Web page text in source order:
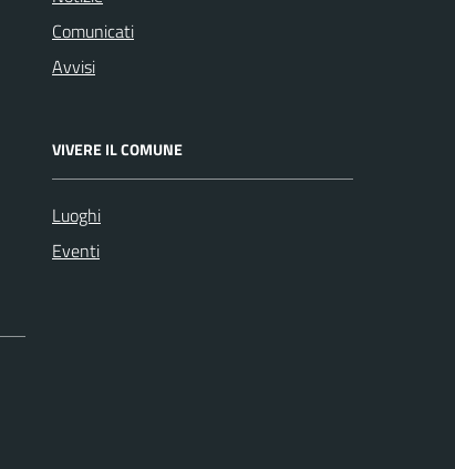
Comunicati
Avvisi
VIVERE IL COMUNE
Luoghi
Eventi